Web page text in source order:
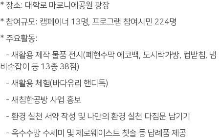
* 장소: 대학로 마로니에공원 광장
* 참여규모: 캠페이너 13명, 프로그램 참여시민 224명
* 주요활동:
- 새활용 제작 물품 전시(폐현수막 에코백, 도시락가방, 컵받침, 냄
비손잡이 등 13종 38점)
- 새활용 체험(바다유리 핸디톡)
- 새침한공방 사업 홍보
- 환경 실천 서약 작성 및 나만의 환경 실천 다짐문 남기기
- 옥수수망 수세미 및 제로웨이스트 칫솔 등 답례품 제공